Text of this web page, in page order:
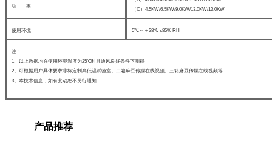
功 率
（C）4.5KW/6.5KW/9.0KW/13.0KW/13.0KW
使用环境 5℃～＋28℃ ≤85% RH
注：
1、以上数据均在使用环境温度为25℃时且通风良好条件下测得
2、可根据用户具体要求非标定制高低温试验室、二箱麻豆传媒在线视频、三箱麻豆传媒在线视频等
3、本技术信息，如有变动恕不另行通知
产品推荐